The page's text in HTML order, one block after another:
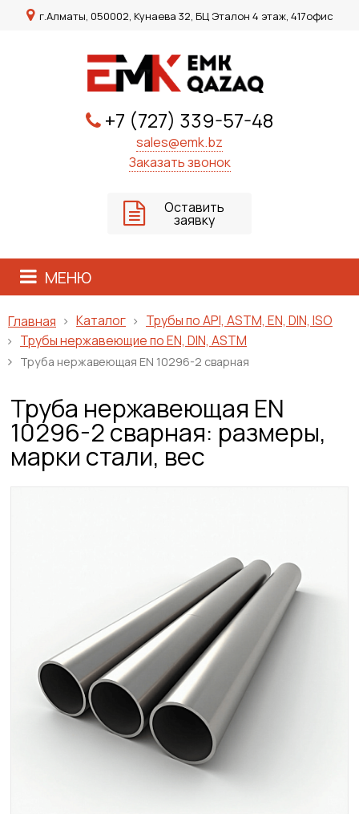
г.Алматы, 050002, Кунаева 32, БЦ Эталон 4 этаж, 417офис
+7 (727) 339-57-48
sales@emk.bz
Заказать звонок
Оставить
заявку
МЕНЮ
Главная Каталог
Трубы по API, ASTM, EN, DIN, ISO
Трубы нержавеющие по EN, DIN, ASTM
Труба нержавеющая EN 10296-2 сварная
Труба нержавеющая EN
10296-2 сварная: размеры,
марки стали, вес